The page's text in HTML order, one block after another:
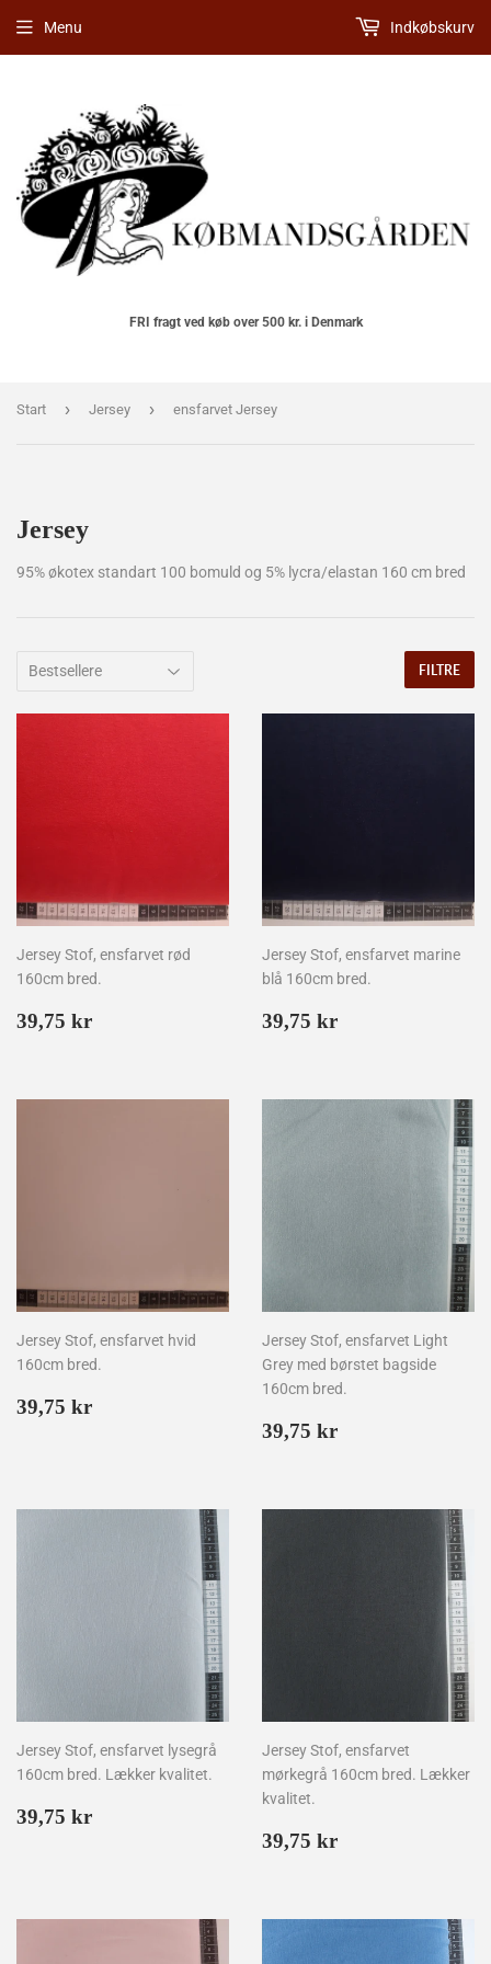
FRI fragt ved køb over 500 kr. i Denmark
Menu Indkøbskurv
Start › Jersey › ensfarvet Jersey
Jersey
95% økotex standart 100 bomuld og 5% lycra/elastan 160 cm bred
FILTRE
Jersey Stof, ensfarvet rød
160cm bred.
Normalpris
39,75 kr
Jersey Stof, ensfarvet marine
blå 160cm bred.
Normalpris
39,75 kr
Jersey Stof, ensfarvet hvid
160cm bred.
Normalpris
39,75 kr
Jersey Stof, ensfarvet Light
Grey med børstet bagside
160cm bred.
Normalpris
39,75 kr
Jersey Stof, ensfarvet lysegrå
160cm bred. Lækker kvalitet.
Normalpris
39,75 kr
Jersey Stof, ensfarvet
mørkegrå 160cm bred. Lækker
kvalitet.
Normalpris
39,75 kr